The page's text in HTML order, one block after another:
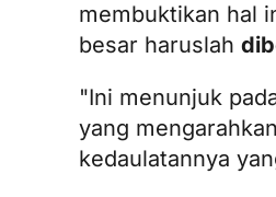
membuktikan hal
besar haruslah
"Ini menunjuk
yang
kedaulatannya